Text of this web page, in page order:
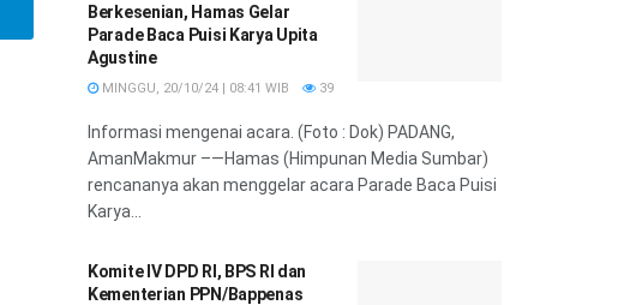
Berkesenian, Hamas Gelar
Parade Baca Puisi Karya Upita
Agustine
MINGGU, 20/10/24 | 08:41 WIB 39
Informasi mengenai acara. (Foto : Dok) PADANG,
AmanMakmur –—Hamas (Himpunan Media Sumbar)
rencananya akan menggelar acara Parade Baca Puisi
Karya...
Komite IV DPD RI, BPS RI dan
Kementerian PPN/Bappenas